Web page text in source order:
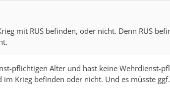
mit RUS befinden, oder nicht. Denn RUS
pflichtigen Alter und hast keine Wehrdienst-
Krieg befinden oder nicht. Und es müsste